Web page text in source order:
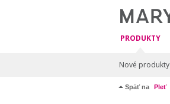
PRODUKTY
Nové produkty
Späť na Pleť